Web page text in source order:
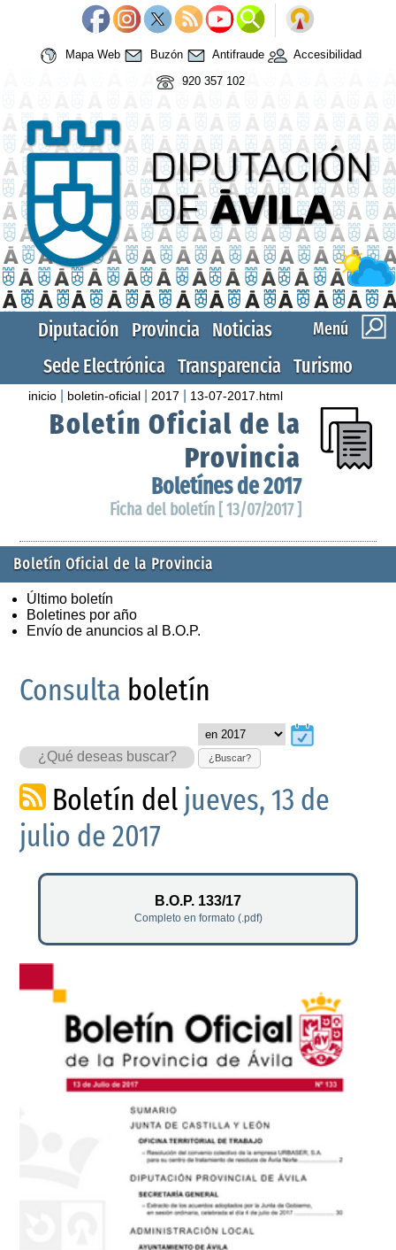
Mapa Web Buzón Antifraude
Accesibilidad
920 357 102
Menú
Diputación Provincia Noticias
Sede Electrónica Transparencia Turismo
inicio boletin-oficial 2017 13-07-2017.html
Boletín Oficial de la
Provincia
Boletínes de 2017
Ficha del boletín [ 13/07/2017 ]
Boletín Oficial de la Provincia
Último boletín
Boletines por año
Envío de anuncios al B.O.P.
Consulta boletín
¿Buscar?
Boletín del jueves, 13 de
julio de 2017
B.O.P. 133/17
Completo en formato (.pdf)